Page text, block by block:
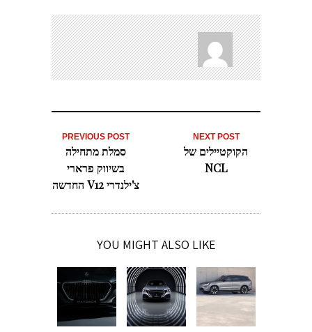
PREVIOUS POST
סמלת מתחילה
בשיווק פרארי
צ'ילנדרי V12 החדשה
NEXT POST
הקוקטיילים של
NCL
YOU MIGHT ALSO LIKE